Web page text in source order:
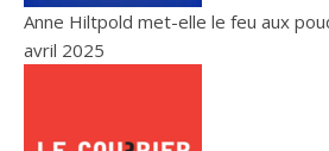
Anne Hiltpold met-elle le feu aux
avril 2025